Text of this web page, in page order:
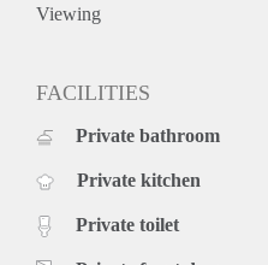
Viewing
FACILITIES
Private bathroom
Private kitchen
Private toilet